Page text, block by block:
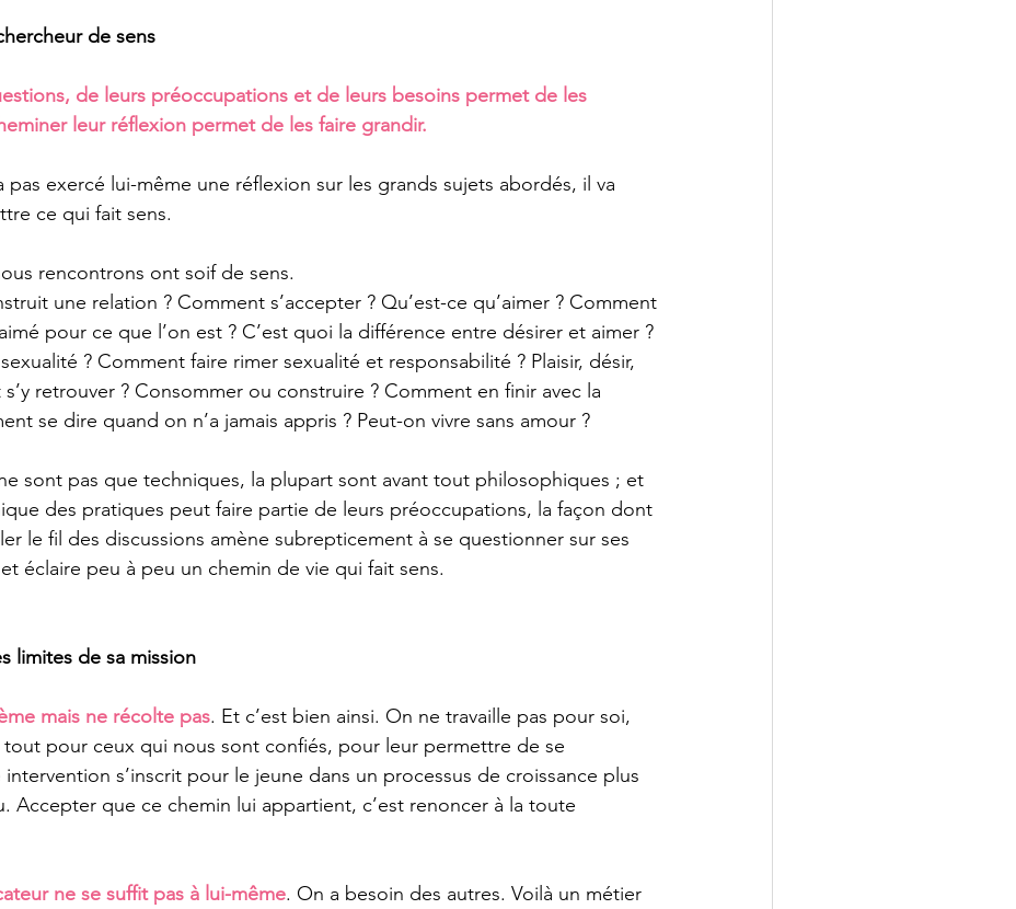
de sens
de leurs préoccupations et de leurs besoins permet de les
leur réflexion permet de les faire grandir.
pas exercé lui-même une réflexion sur les grands sujets abordés, il va
ce qui fait sens.
rencontrons ont soif de sens.
une relation ? Comment s’accepter ? Qu’est-ce qu’aimer ? Comment
pour ce que l’on est ? C’est quoi la différence entre désirer et aimer ?
? Comment faire rimer sexualité et responsabilité ? Plaisir, désir,
retrouver ? Consommer ou construire ? Comment en finir avec la
se dire quand on n’a jamais appris ? Peut-on vivre sans amour ?
sont pas que techniques, la plupart sont avant tout philosophiques ; et
des pratiques peut faire partie de leurs préoccupations, la façon dont
le fil des discussions amène subrepticement à se questionner sur ses
éclaire peu à peu un chemin de vie qui fait sens.
limites de sa mission
mais ne récolte pas. Et c’est bien ainsi. On ne travaille pas pour soi,
tout pour ceux qui nous sont confiés, pour leur permettre de se
s’inscrit pour le jeune dans un processus de croissance plus
Accepter que ce chemin lui appartient, c’est renoncer à la toute
ne se suffit pas à lui-même. On a besoin des autres. Voilà un métier